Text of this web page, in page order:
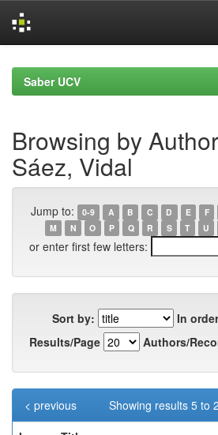
navigationSaber UCV
Browsing by
Sáez, Vidal
Jump to: 0-9 A B C D E F
M
N O P Q R S T U
or enter first few letters:
Sort by:
In
Results/Page
Authors/
Showing results 5 to
< previous